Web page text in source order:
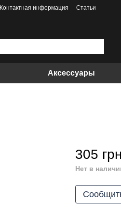
Контактная информация
Статьи
Аксессуары
305 грн
Нет в